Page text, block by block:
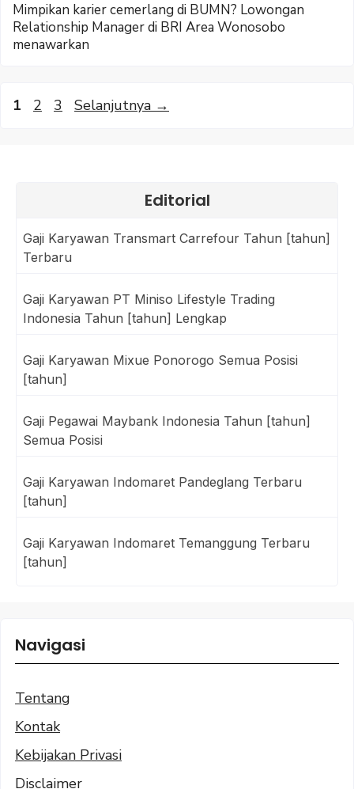
Mimpikan karier cemerlang di BUMN? Lowongan
Relationship Manager di BRI Area Wonosobo
menawarkan
Halaman
1 Halaman
2 Halaman
3 Selanjutnya →
Editorial
Gaji Karyawan Transmart Carrefour Tahun [tahun]
Terbaru
Gaji Karyawan PT Miniso Lifestyle Trading
Indonesia Tahun [tahun] Lengkap
Gaji Karyawan Mixue Ponorogo Semua Posisi
[tahun]
Gaji Pegawai Maybank Indonesia Tahun [tahun]
Semua Posisi
Gaji Karyawan Indomaret Pandeglang Terbaru
[tahun]
Gaji Karyawan Indomaret Temanggung Terbaru
[tahun]
Navigasi
Tentang
Kontak
Kebijakan Privasi
Disclaimer